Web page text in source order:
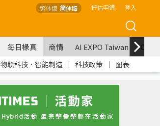
繁体版 简体版 评估申请 登入
每日椽真 商情 AI EXPO Taiwan
物联科技．智能制造 ｜ 科技政策 ｜ 图表